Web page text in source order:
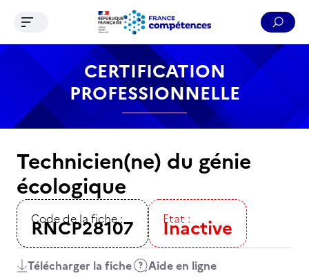
Contenu Recherche Menu Pied de page
Ouvrir le menu de navigation
CERTIFICATION
PROFESSIONNELLE
Technicien(ne) du génie
écologique
Code de la fiche :
RNCP28107 Etat :
Inactive
Télécharger la fiche Aide en ligne